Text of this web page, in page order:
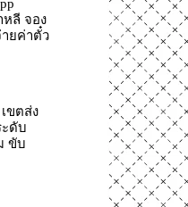
หลี จอง
ยค่าตั๋ว
ขตส่ง
ะดับ
ขับ